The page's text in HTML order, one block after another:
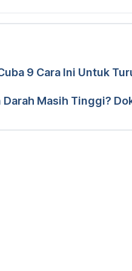
5, 2018.
Prof Madya Dr
9 Cara Ini Untuk
Darah Masih Tinggi?